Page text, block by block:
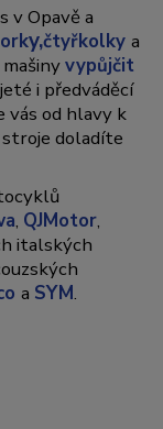
v Opavě a
y,čtyřkolkya
mašinyvypůjčit
i předváděcí
od hlavy k
doladíte
, QJMotor,
italských
a SYM.